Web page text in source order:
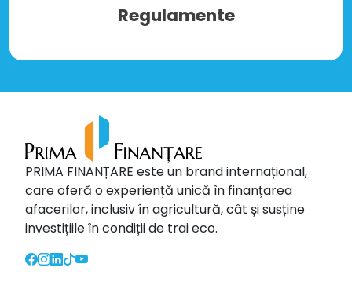
Regulamente
PRIMA FINANȚARE este un brand internațional,
care oferă o experiență unică în finanțarea
afacerilor, inclusiv în agricultură, cât și susține
investițiile în condiții de trai eco.